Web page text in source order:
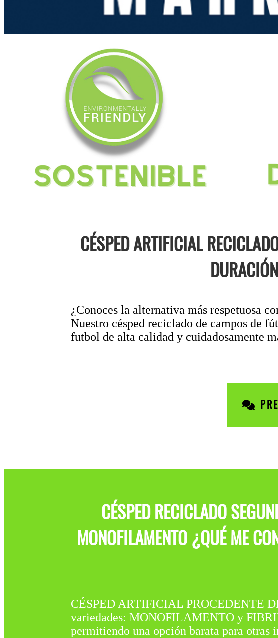
CÉSPED ARTIFICIAL
¿Conoces la alternativa más respetuosa
Nuestro césped reciclado de campos de
futbol de alta calidad y cuidadosamente
CÉSPED RECICLADO
MONOFILAMENTO ¿QUÉ ME
CÉSPED ARTIFICIAL PROCEDENTE
variedades: MONOFILAMENTO y
permitiendo una opción barata para otras